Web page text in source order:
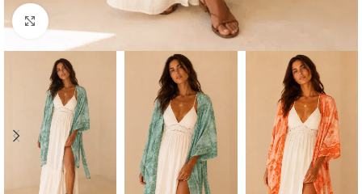
Click to enlarge